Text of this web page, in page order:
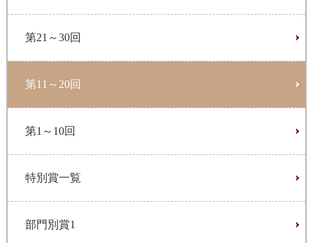
第21～30回
第11～20回
第1～10回
特別賞一覧
部門別賞1